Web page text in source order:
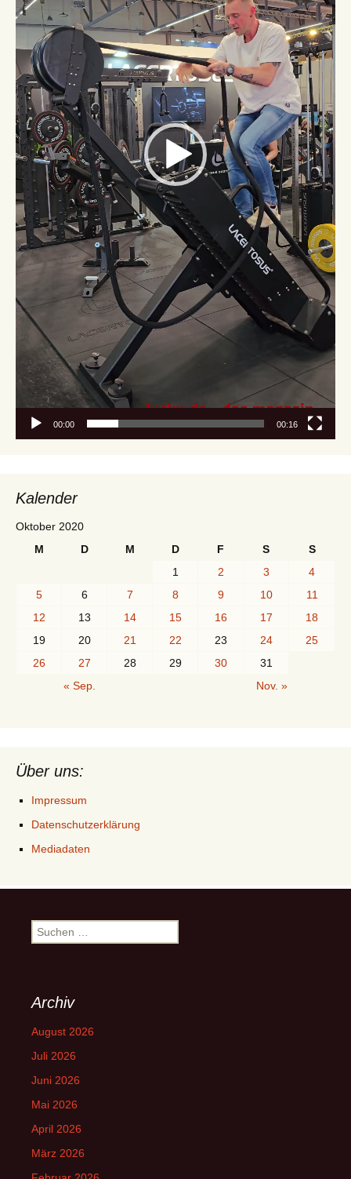
00:00 00:16
Kalender
Oktober 2020
M
D M D F S
S
1
2 3
4
5
6 7 8 9 10
11
12
13 14 15 16 17
18
19
20 21 22 23 24
25
26
27 28 29 30
31
« Sep.
Nov. »
Über uns:
Impressum
Datenschutzerklärung
Mediadaten
Suchen
nach:
Archiv
August 2026
Juli 2026
Juni 2026
Mai 2026
April 2026
März 2026